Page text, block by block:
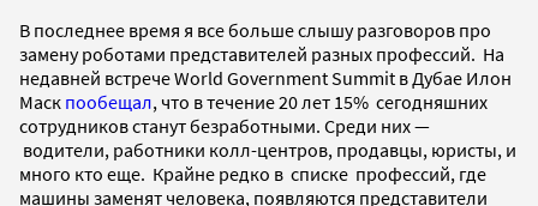
В последнее время я все больше слышу разговоров про
замену роботами представителей разных профессий. На
недавней встрече World Government Summit в Дубае Илон
Маск пообещал, что в течение 20 лет 15% сегодняшних
сотрудников станут безработными. Среди них —
водители, работники колл-центров, продавцы, юристы, и
много кто еще. Крайне редко в списке профессий, где
машины заменят человека, появляются представители